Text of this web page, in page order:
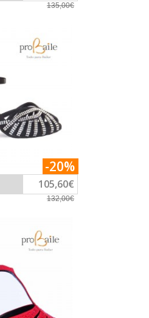
135,00€
105,60€
132,00€
-20%